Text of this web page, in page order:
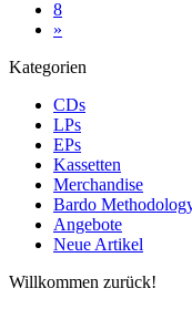
8
»
Kategorien
CDs
LPs
EPs
Kassetten
Merchandise
Bardo
Angebote
Neue Artikel
Willkommen zurück!